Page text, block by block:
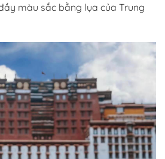
màu sắc bằng lụa của Trung